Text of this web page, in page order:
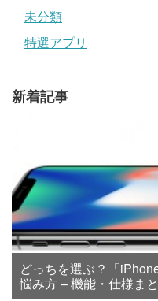
未分類
特選アプリ
新着記事
どっちを選ぶ？「
悩み方 – 機能・仕様ま